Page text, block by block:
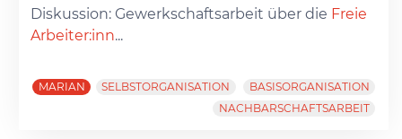
Diskussion: Gewerkschaftsarbeit über die Freie
Arbeiter:inn...
MARIAN SELBSTORGANISATION
BASISORGANISATION
NACHBARSCHAFTSARBEIT